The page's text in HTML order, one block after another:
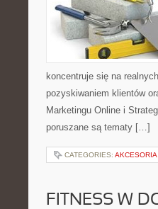
koncentruje się na
pozyskiwaniem klientów
Marketingu Online i
poruszane są tematy […]
CATEGORIES:
FITNESS W